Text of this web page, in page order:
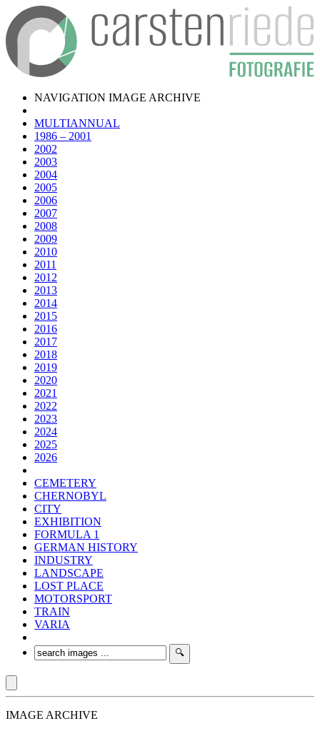
NAVIGATION IMAGE ARCHIVE
MULTIANNUAL
1986 – 2001
2002
2003
2004
2005
2006
2007
2008
2009
2010
2011
2012
2013
2014
2015
2016
2017
2018
2019
2020
2021
2022
2023
2024
2025
2026
CEMETERY
CHERNOBYL
CITY
EXHIBITION
FORMULA 1
GERMAN HISTORY
INDUSTRY
LANDSCAPE
LOST PLACE
MOTORSPORT
TRAIN
VARIA
IMAGE ARCHIVE